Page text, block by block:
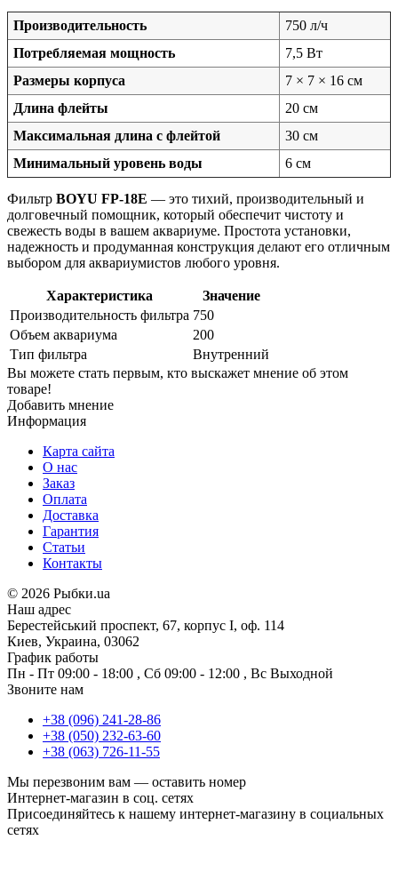
Производительность
750 л/ч
Потребляемая мощность
7,5 Вт
Размеры корпуса
7 × 7 × 16 см
Длина флейты
20 см
Максимальная длина с флейтой
30 см
Минимальный уровень воды
6 см
Фильтр BOYU FP-18E — это тихий, производительный и
долговечный помощник, который обеспечит чистоту и
свежесть воды в вашем аквариуме. Простота установки,
надежность и продуманная конструкция делают его отличным
выбором для аквариумистов любого уровня.
Характеристика
Значение
Производительность фильтра 750
Объем аквариума
200
Тип фильтра
Внутренний
Вы можете стать первым, кто выскажет мнение об этом
товаре!
Добавить мнение
Информация
Карта сайта
О нас
Заказ
Оплата
Доставка
Гарантия
Статьи
Контакты
© 2026 Рыбки.ua
Наш адрес
Берестейський проспект, 67, корпус I, оф. 114
Киев, Украина, 03062
График работы
Пн - Пт 09:00 - 18:00 , Сб 09:00 - 12:00 , Вс Выходной
Звоните нам
+38 (096) 241-28-86
+38 (050) 232-63-60
+38 (063) 726-11-55
Мы перезвоним вам — оставить номер
Интернет-магазин в соц. сетях
Присоединяйтесь к нашему интернет-магазину в социальных
сетях